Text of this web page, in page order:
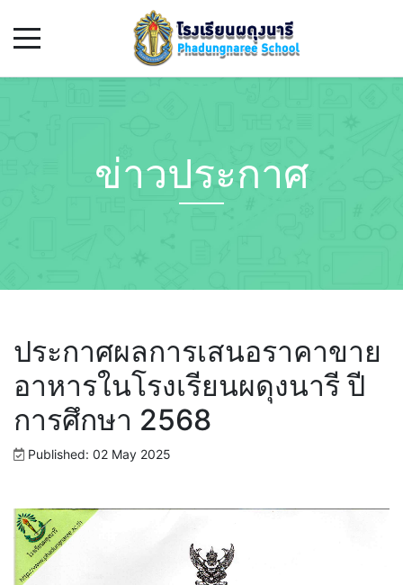
ข่าวประกาศ
ประกาศผลการเสนอราคาขาย
อาหารในโรงเรียนผดุงนารี ปี
การศึกษา 2568
Published: 02 May 2025